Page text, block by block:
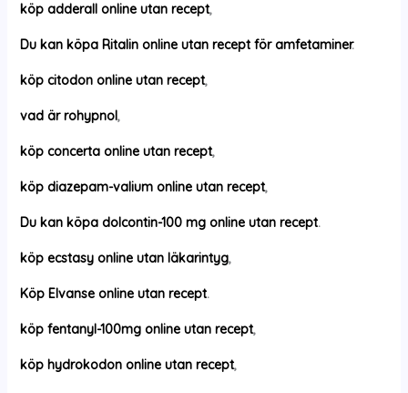
köp adderall online utan recept,
Du kan köpa Ritalin online utan recept för amfetaminer.
köp citodon online utan recept,
vad är rohypnol,
köp concerta online utan recept,
köp diazepam-valium online utan recept,
Du kan köpa dolcontin-100 mg online utan recept.
köp ecstasy online utan läkarintyg,
Köp Elvanse online utan recept.
köp fentanyl-100mg online utan recept,
köp hydrokodon online utan recept,